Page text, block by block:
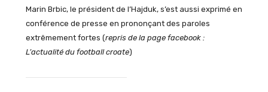
Marin Brbic, le président de l’Hajduk, s’est aussi exprimé en
conférence de presse en prononçant des paroles
extrêmement fortes (repris de la page facebook :
L’actualité du football croate)